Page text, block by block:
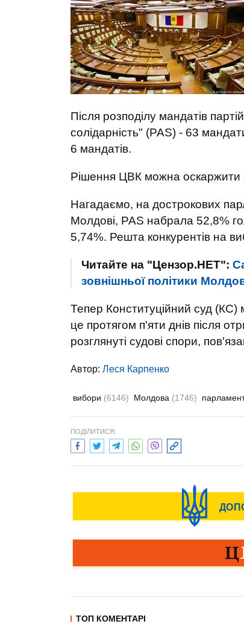
Після розподілу мандатів
солідарність" (PAS) - 63
6 мандатів.
Рішення ЦВК можна оскаржити
Нагадаємо, на дострокових
Молдові, PAS набрала 52,8%
5,74%. Решта конкурентів на
Читайте на "Цензор.НЕТ":
зовнішньої політики
Тепер Конституційний суд (КС)
це протягом п'яти днів після
розглянуті судові спори,
Автор: Леся Карпенко
вибори (6146) Молдова (1746)
ПОДІЛИТИСЯ:
ТОП КОМЕНТАРІ